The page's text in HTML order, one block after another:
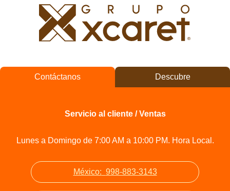
Contáctanos Descubre
Servicio al cliente / Ventas
Lunes a Domingo de 7:00 AM a 10:00 PM. Hora Local.
México: 998-883-3143